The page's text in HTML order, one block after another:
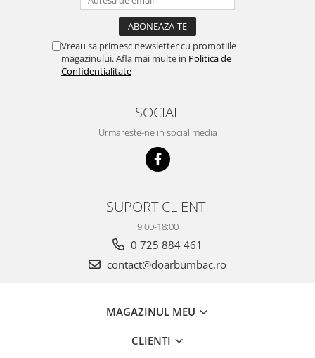
Vreau sa primesc newsletter cu promotiile
magazinului. Afla mai multe in Politica de
Confidentialitate
SOCIAL
Urmareste-ne in social media
SUPORT CLIENTI
9:00-18:00
0 725 884 461
contact@doarbumbac.ro
MAGAZINUL MEU
CLIENTI